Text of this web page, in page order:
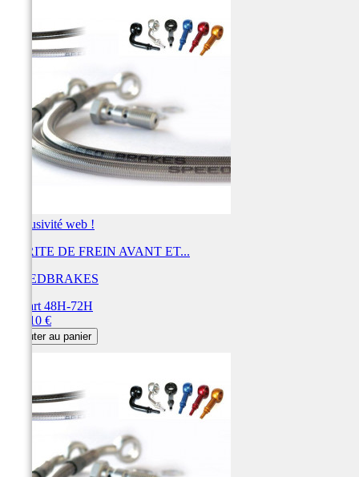
Exclusivité web !
DURITE DE FREIN AVANT ET...
SPEEDBRAKES
Départ 48H-72H
443,10 €
Ajouter au panier